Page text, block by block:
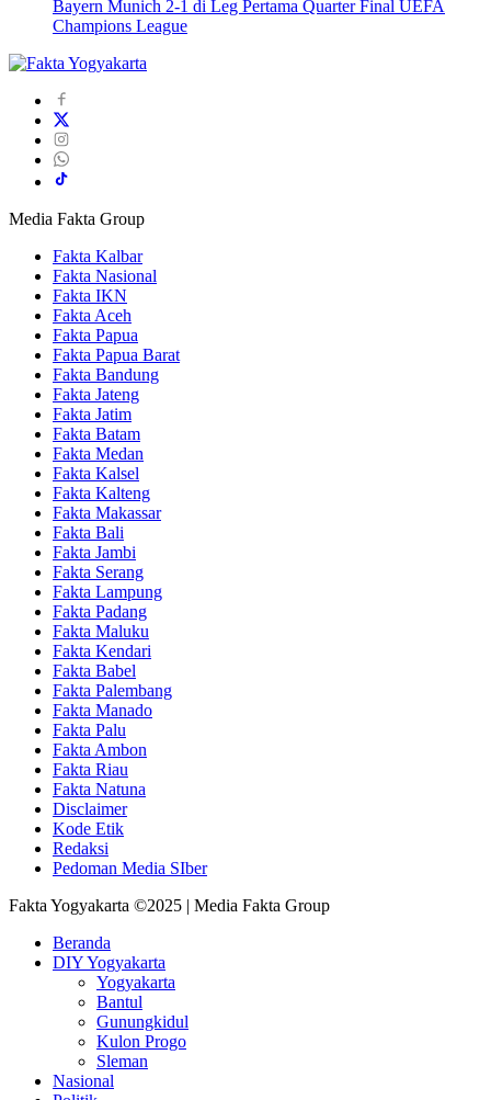
Bayern Munich 2-1 di Leg Pertama Quarter Final UEFA
Champions League
Media Fakta Group
Fakta Kalbar
Fakta Nasional
Fakta IKN
Fakta Aceh
Fakta Papua
Fakta Papua Barat
Fakta Bandung
Fakta Jateng
Fakta Jatim
Fakta Batam
Fakta Medan
Fakta Kalsel
Fakta Kalteng
Fakta Makassar
Fakta Bali
Fakta Jambi
Fakta Serang
Fakta Lampung
Fakta Padang
Fakta Maluku
Fakta Kendari
Fakta Babel
Fakta Palembang
Fakta Manado
Fakta Palu
Fakta Ambon
Fakta Riau
Fakta Natuna
Disclaimer
Kode Etik
Redaksi
Pedoman Media SIber
Fakta Yogyakarta ©2025 | Media Fakta Group
Beranda
DIY Yogyakarta
Yogyakarta
Bantul
Gunungkidul
Kulon Progo
Sleman
Nasional